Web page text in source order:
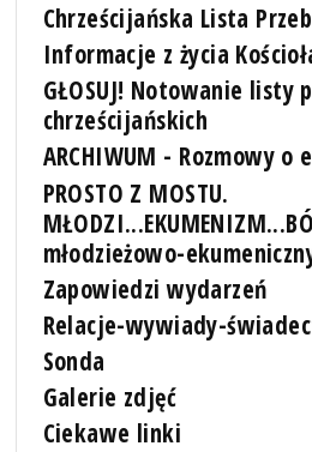
Chrześcijańska Lista
Informacje z życia
GŁOSUJ! Notowanie listy
chrześcijańskich
ARCHIWUM - Rozmowy o
PROSTO Z MOSTU.
młodzieżowo-
Zapowiedzi wydarzeń
Relacje-wywiady-
Sonda
Galerie zdjęć
Ciekawe linki